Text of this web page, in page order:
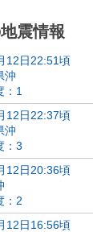
震情報
12日22:51頃
沖
：1
12日22:37頃
沖
：3
12日20:36頃
：2
12日16:56頃